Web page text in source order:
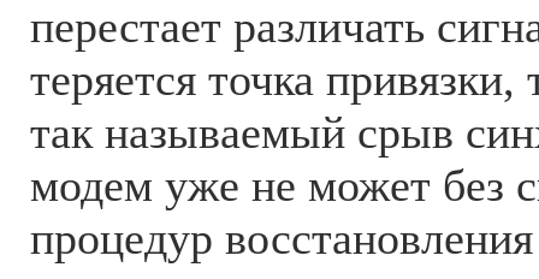
перестает различать
теряется точка
так называемый срыв
модем уже не может без
процедур